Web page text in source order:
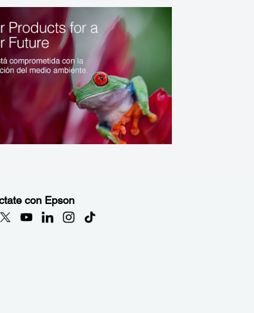
con Epson